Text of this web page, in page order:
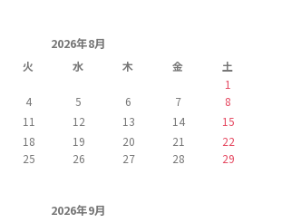
2026年8月
火 水 木 金
土
1
4 5 6 7
8
11 12 13 14
15
18 19 20 21
22
25 26 27 28
29
2026年9月